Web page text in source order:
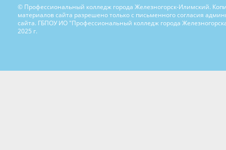
© Профессиональный колледж города Железногорск-Илимский.
материалов сайта разрешено только с письменного согласия
сайта. ГБПОУ ИО "Профессиональный колледж города
2025 г.